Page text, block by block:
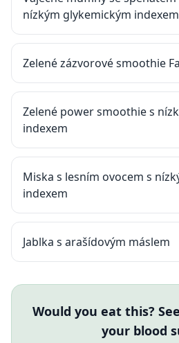
nízkým glykemickým indexem
Zelené zázvorové smoothie
Zelené power smoothie s
indexem
Miska s lesním ovocem s
indexem
Jablka s arašídovým máslem
Would you eat this?
your blood